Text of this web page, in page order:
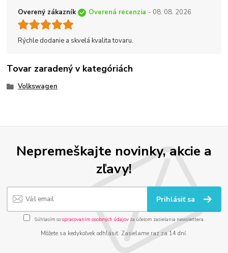
Overený zákazník Overená recenzia - 08. 08. 2026
Rýchle dodanie a skvelá kvalita tovaru.
Tovar zaradený v kategóriách
Volkswagen
Nepremeškajte novinky, akcie a
zľavy!
Prihlásiť sa
Súhlasím sospracovaním osobných údajov za účelom zasielania newslettera.
Môžete sa kedykoľvek odhlásiť. Zasielame raz za 14 dní.